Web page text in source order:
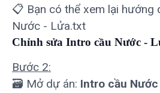
📋 Bạn có thể xem lại hướng
Nước - Lửa.txt
Chỉnh sửa Intro cầu Nước -
Bước 2:
🗃 Mở dự án: Intro cầu